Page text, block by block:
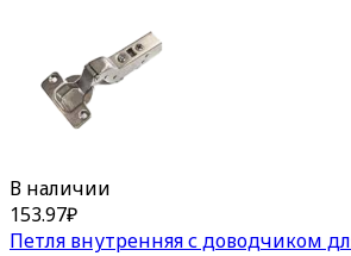
В наличии
153.97₽
Петля внутренняя с доводчиком